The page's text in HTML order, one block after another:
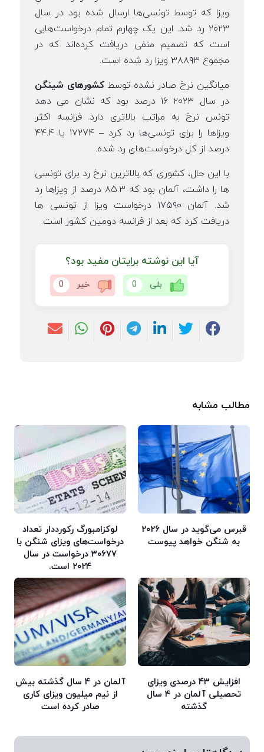
ویزا که توسط تونسی‌ها ارسال شده بود در سال
۲۰۲۳ رد شد. این یک چهارم تمام درخواست‌هایی
است که تصمیم منفی دریافت کرده‌اند که در
مجموع ۳۸۸۹۳ ویزا رد شده است.
میانگین نرخ صادر نشده توسطکشورهای شینگن
در سال ۲۰۲۳ ۱۶ درصد بود که نشان می دهد
تونس نرخ به مراتب بالاتری دارد. فرانسه اکثر
ویزاها را برای تونسی‌ها رد کرد – ۱۷۲۷۴ یا ۴۴.۴
درصد از کل درخواست‌های رد شده.
با این حال، کشوری که بالاترین نرخ رد برای تونسی
ها را داشت، آلمان بود که ۸۵.۳ درصد از ویزاها رد
شد. آلمان ۱۷۵۹۰ درخواست ویزا از تونسی ها
دریافت کرد که بعد از فرانسه دومین کشور است.
آیا این نوشته برایتان مفید بود؟
بلی 0 خیر 0
مطالب مشابه
قبرس می‌گوید در سال ۲۰۲۶
به شنگن خواهد پیوست
لوکزامبورگ رکورددار تعداد
درخواست‌های ویزای شنگن با
۳۰۶۷۷ درخواست در سال
۲۰۲۴ است.
افزایش ۴۳ درصدی ویزای
تحصیلی آلمان در ۴ سال
گذشته
آلمان در ۴ سال گذشته بیش
از نیم میلیون ویزای کاری
صادر کرده است